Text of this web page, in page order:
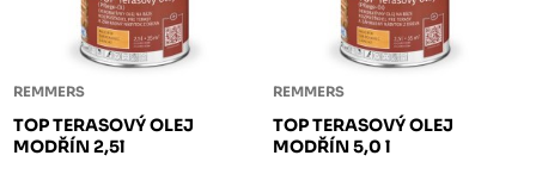
REMMERS
TOP TERASOVÝ OLEJ
MODŘÍN 2,5l
REMMERS
TOP TERASOVÝ OLEJ
MODŘÍN 5,0 l